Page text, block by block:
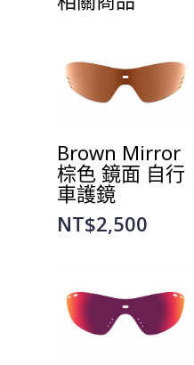
選擇規格
Brown Mirror
棕色 鏡面 自行
車護鏡
NT$2,500